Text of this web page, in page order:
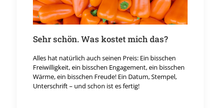
Sehr schön. Was kostet mich das?
Alles hat natürlich auch seinen Preis: Ein bisschen
Freiwilligkeit, ein bisschen Engagement, ein bisschen
Wärme, ein bisschen Freude! Ein Datum, Stempel,
Unterschrift – und schon ist es fertig!